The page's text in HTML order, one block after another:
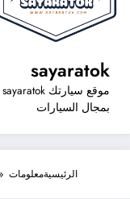
sayaratok
بمجال السيارات
الرئيسيةمعلومات